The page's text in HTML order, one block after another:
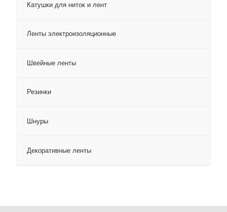
Катушки для ниток и лент
Ленты электроизоляционные
Швейные ленты
Резинки
Шнуры
Декоративные ленты